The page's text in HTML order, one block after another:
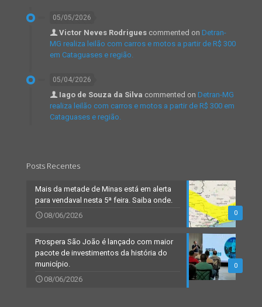
05/05/2026
Victor Neves Rodrigues commented on Detran-
MG realiza leilão com carros e motos a partir de R$ 300
em Cataguases e região.
05/04/2026
Iago de Souza da Silva commented on Detran-MG
realiza leilão com carros e motos a partir de R$ 300 em
Cataguases e região.
Posts Recentes
0
Mais da metade de Minas está em alerta
para vendaval nesta 5ª feira. Saiba onde.
08/06/2026
0
Prospera São João é lançado com maior
pacote de investimentos da história do
município.
08/06/2026